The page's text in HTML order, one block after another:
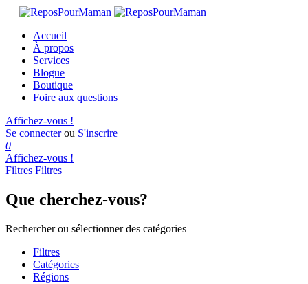
Accueil
À propos
Services
Blogue
Boutique
Foire aux questions
Affichez-vous !
Se connecterou S'inscrire
0
Affichez-vous !
Filtres Filtres
Que cherchez-vous?
Rechercher ou sélectionner des catégories
Filtres
Catégories
Régions